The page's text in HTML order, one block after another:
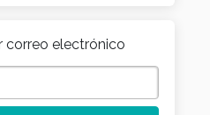
correo electrónico